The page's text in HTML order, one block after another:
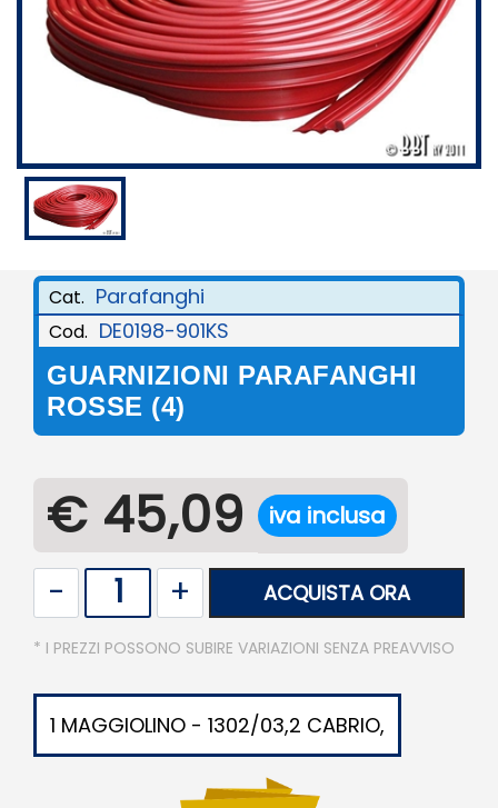
Cat. Parafanghi
Cod. DE0198-901KS
GUARNIZIONI PARAFANGHI
ROSSE (4)
€ 45,09 iva inclusa
Quantità
ACQUISTA ORA
* I PREZZI POSSONO SUBIRE VARIAZIONI SENZA PREAVVISO
1 MAGGIOLINO - 1302/03,2 CABRIO,